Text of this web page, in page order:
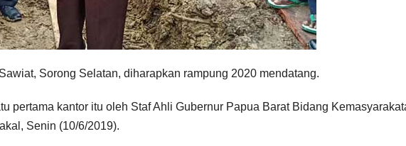
Sorong Selatan, diharapkan rampung 2020 mendatang.
pertama kantor itu oleh Staf Ahli Gubernur Papua Barat Bidang
Senin (10/6/2019).